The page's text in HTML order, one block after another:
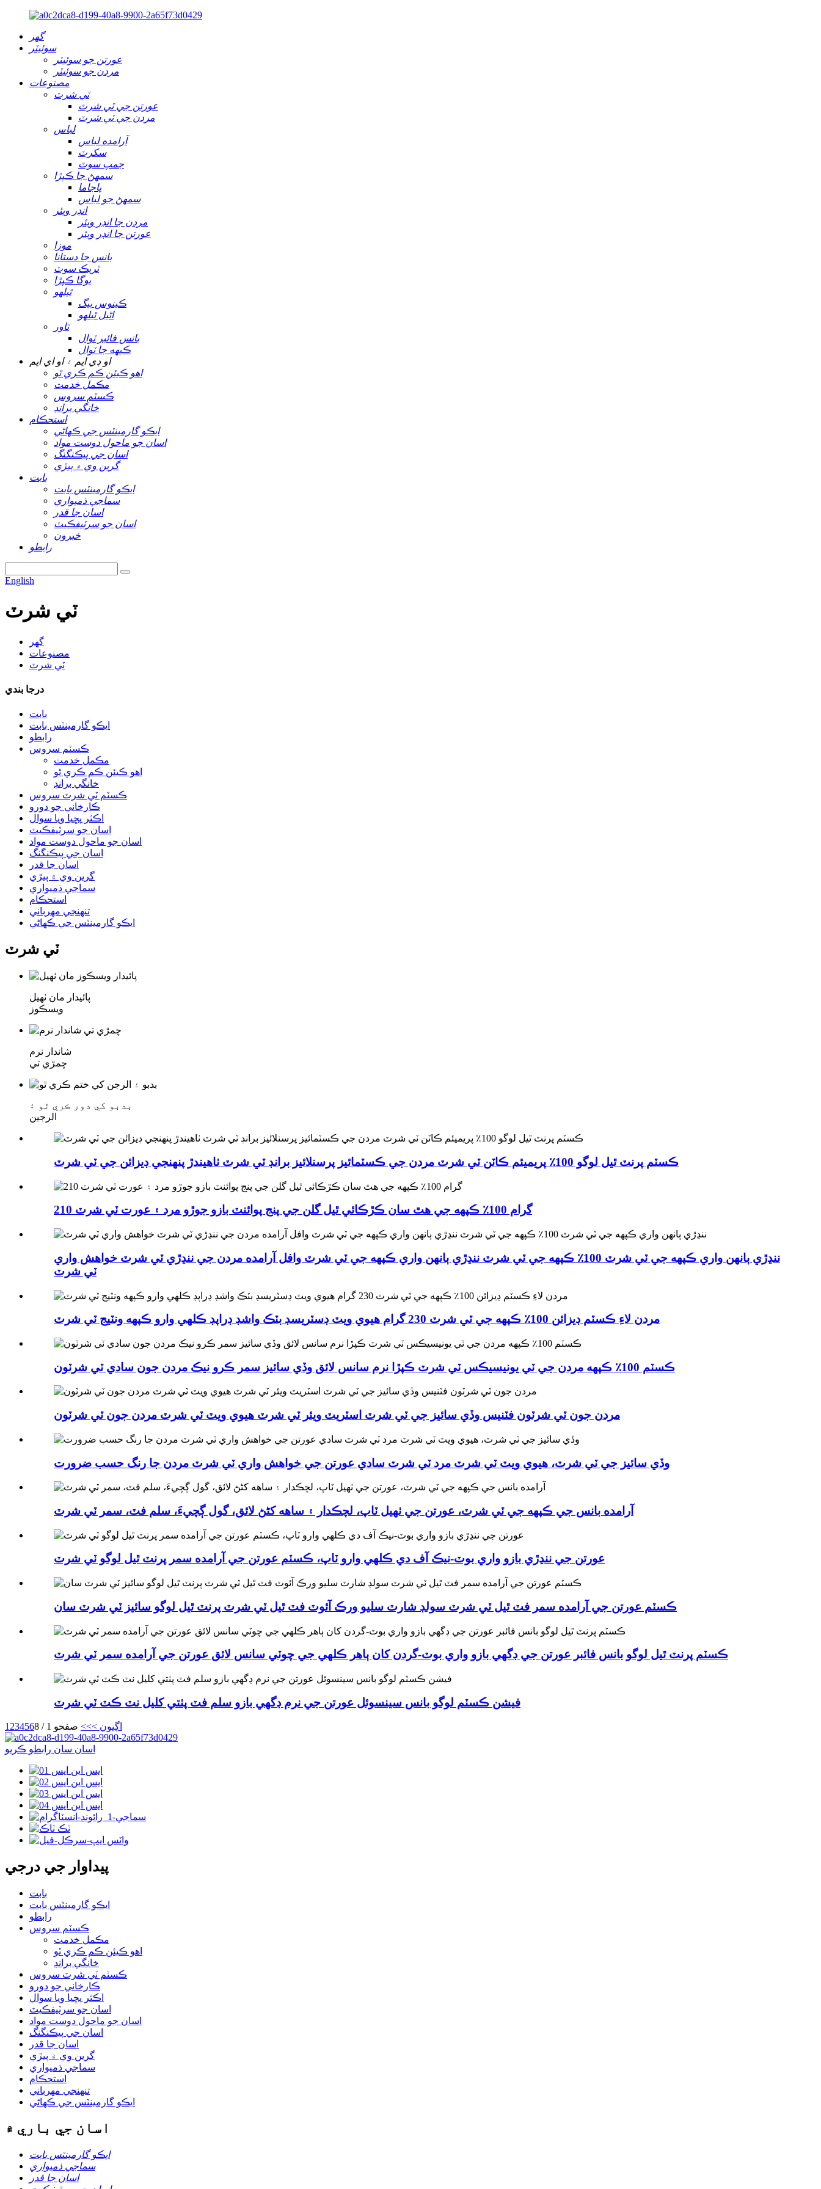
گهر
سوئيٽر
عورتن جو سوئيٽر
مردن جو سوئيٽر
مصنوعات
ٽي شرٽ
عورتن جي ٽي شرٽ
مردن جي ٽي شرٽ
لباس
آرامده لباس
سکرٽ
جمپ سوٽ
سمهڻ جا ڪپڙا
پاجاما
سمهڻ جو لباس
انڊر ويئر
مردن جا انڊر ويئر
عورتن جا انڊر ويئر
موزا
بانس جا دستانا
ٽريڪ سوٽ
يوگا ڪپڙا
ٿيلهو
ڪينوس بيگ
اڻيل ٿيلهو
ٽاور
بانس فائبر ٽوال
ڪپهه جا ٽوال
او ڊي ايم ۽ او اي ايم
اهو ڪيئن ڪم ڪري ٿو
مڪمل خدمت
ڪسٽم سروس
خانگي برانڊ
استحڪام
ايڪو گارمينٽس جي ڪهاڻي
اسان جو ماحول دوست مواد
اسان جي پيڪنگنگ
گرين وي ۾ ٻيڙي
بابت
ايڪو گارمينٽس بابت
سماجي ذميواري
اسان جا قدر
اسان جو سرٽيفڪيٽ
خبرون
رابطو
English
ٽي شرٽ
گھر
مصنوعات
ٽي شرٽ
درجا بندي
بابت
ايڪو گارمينٽس بابت
رابطو
ڪسٽم سروس
مڪمل خدمت
اهو ڪيئن ڪم ڪري ٿو
خانگي برانڊ
ڪسٽم ٽي شرٽ سروس
ڪارخاني جو دورو
اڪثر پڇيا ويا سوال
اسان جو سرٽيفڪيٽ
اسان جو ماحول دوست مواد
اسان جي پيڪنگنگ
اسان جا قدر
گرين وي ۾ ٻيڙي
سماجي ذميواري
استحڪام
تنهنجي مهرباني
ايڪو گارمينٽس جي ڪهاڻي
ٽي شرٽ
پائيدار مان ٺهيل
ويسڪوز
شاندار نرم
چمڙي تي
بدبو کي دور ڪري ٿو ۽
الرجين
ڪسٽم پرنٽ ٿيل لوگو 100٪ پريميئم ڪاٽن ٽي شرٽ مردن جي ڪسٽمائيز پرسنلائيز برانڊ ٽي شرٽ ٺاهيندڙ پنهنجي ڊيزائن جي ٽي شرٽ
210 گرام 100٪ ڪپهه جي هٿ سان ڪڙڪائي ٿيل گلن جي پنج پوائنٽ بازو جوڙو مرد ۽ عورت ٽي شرٽ
ننڍڙي ٻانهن واري ڪپهه جي ٽي شرٽ 100٪ ڪپهه جي ٽي شرٽ ننڍڙي ٻانهن واري ڪپهه جي ٽي شرٽ وافل آرامده مردن جي ننڍڙي ٽي شرٽ خواهش واري
ٽي شرٽ
مردن لاءِ ڪسٽم ڊيزائن 100٪ ڪپهه جي ٽي شرٽ 230 گرام هيوي ويٽ ڊسٽريسڊ بٽڪ واشڊ ڊراپڊ ڪلهي وارو ڪپهه ونٽيج ٽي شرٽ
ڪسٽم 100٪ ڪپهه مردن جي ٽي يونيسيڪس ٽي شرٽ ڪپڙا نرم سانس لائق وڏي سائيز سمر ڪرو نيڪ مردن جون سادي ٽي شرٽون
مردن جون ٽي شرٽون فٽنيس وڏي سائيز جي ٽي شرٽ اسٽريٽ ويئر ٽي شرٽ هيوي ويٽ ٽي شرٽ مردن جون ٽي شرٽون
وڏي سائيز جي ٽي شرٽ، هيوي ويٽ ٽي شرٽ مرد ٽي شرٽ سادي عورتن جي خواهش واري ٽي شرٽ مردن جا رنگ حسب ضرورت
آرامده بانس جي ڪپهه جي ٽي شرٽ، عورتن جي ٺهيل ٽاپ، لچڪدار ۽ ساهه کڻڻ لائق، گول ڳچيءَ، سلم فٽ، سمر ٽي شرٽ
عورتن جي ننڍڙي بازو واري بوٽ-نيڪ آف دي ڪلهي وارو ٽاپ، ڪسٽم عورتن جي آرامده سمر پرنٽ ٿيل لوگو ٽي شرٽ
ڪسٽم عورتن جي آرامده سمر فٽ ٿيل ٽي شرٽ سولڊ شارٽ سليو ورڪ آئوٽ فٽ ٿيل ٽي شرٽ پرنٽ ٿيل لوگو سائيز ٽي شرٽ سان
ڪسٽم پرنٽ ٿيل لوگو بانس فائبر عورتن جي ڊگهي بازو واري بوٽ-گردن کان ٻاهر ڪلهي جي چوٽي سانس لائق عورتن جي آرامده سمر ٽي شرٽ
فيشن ڪسٽم لوگو بانس سينسوئل عورتن جي نرم ڊگهي بازو سلم فٽ پٺتي کليل نٽ ڪٽ ٽي شرٽ
123456 اڳيون >>> صفحو 1 / 8
اسان سان رابطو ڪريو
پيداوار جي درجي
بابت
ايڪو گارمينٽس بابت
رابطو
ڪسٽم سروس
مڪمل خدمت
اهو ڪيئن ڪم ڪري ٿو
خانگي برانڊ
ڪسٽم ٽي شرٽ سروس
ڪارخاني جو دورو
اڪثر پڇيا ويا سوال
اسان جو سرٽيفڪيٽ
اسان جو ماحول دوست مواد
اسان جي پيڪنگنگ
اسان جا قدر
گرين وي ۾ ٻيڙي
سماجي ذميواري
استحڪام
تنهنجي مهرباني
ايڪو گارمينٽس جي ڪهاڻي
اسان جي باري ۾
ايڪو گارمينٽس بابت
سماجي ذميواري
اسان جا قدر